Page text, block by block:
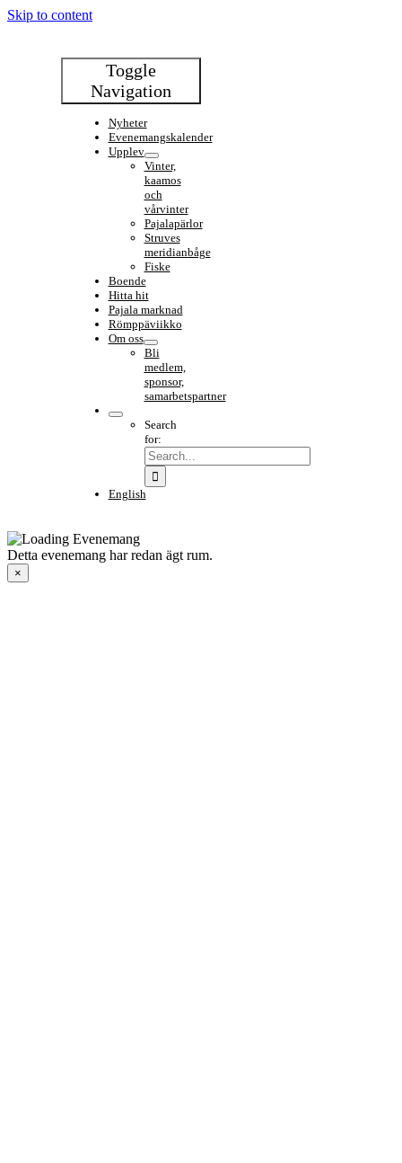
Skip to content
Toggle
Navigation
Nyheter
Evenemangskalender
Upplev
Vinter,
kaamos
och
vårvinter
Pajalapärlor
Struves
meridianbåge
Fiske
Boende
Hitta hit
Pajala marknad
Römppäviikko
Om oss
Bli
medlem,
sponsor,
samarbetspartner
Search
for:
English
Detta evenemang har redan ägt rum.
×